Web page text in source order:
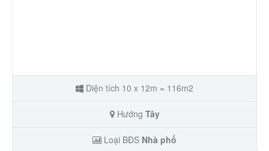
Ecocity Premia
Diện tích 10 x 12m = 116m2
Hướng Tây
Loại BĐS Nhà phố